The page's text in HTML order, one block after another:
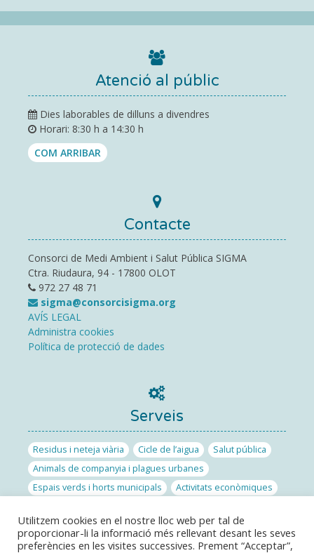
Atenció al públic
Dies laborables de dilluns a divendres
Horari: 8:30 h a 14:30 h
COM ARRIBAR
Contacte
Consorci de Medi Ambient i Salut Pública SIGMA
Ctra. Riudaura, 94 - 17800 OLOT
972 27 48 71
sigma@consorcisigma.org
AVÍS LEGAL
Administra cookies
Política de protecció de dades
Serveis
Residus i neteja viària Cicle de l’aigua
Salut pública
Animals de companyia i plagues urbanes
Espais verds i horts municipals
Activitats econòmiques
Laboratori Polivalent de la Garrotxa
Banc de llavors de la Garrotxa
Utilitzem cookies en el nostre lloc web per tal de
proporcionar-li la informació més rellevant desant les seves
preferències en les visites successives. Prement “Acceptar”,